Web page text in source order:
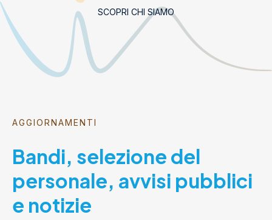
SCOPRI CHI SIAMO
AGGIORNAMENTI
Bandi, selezione del
personale, avvisi pubblici
e notizie